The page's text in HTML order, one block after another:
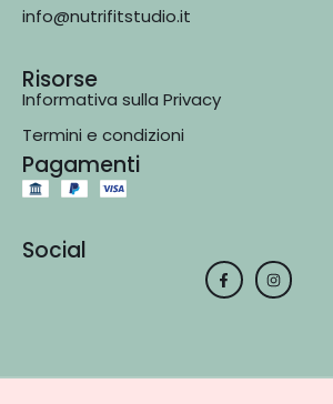
info@nutrifitstudio.it
Risorse
Informativa sulla Privacy
Termini e condizioni
Pagamenti
Social